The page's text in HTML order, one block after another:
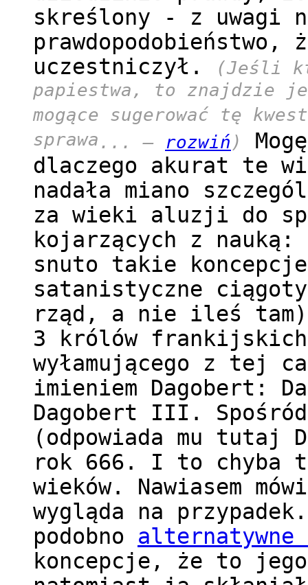
skreślony - z uwagi
prawdopodobieństwo,
uczestniczył.
(Jeśli
papiestwa, to znajdzie
mogące sugerować tę
sprawa ... – rozwiń )
dlaczego akurat te
nadała miano
za wieki aluzji do
kojarzących z nauką:
snuto takie
satanistyczne
rząd, a nie ileś
3 królów
wyłamującego z tej
imieniem Dagobert:
Dagobert III.
(odpowiada mu tutaj
rok 666. I to chyba
wieków. Nawiasem
wygląda na
podobno
koncepcje, że to